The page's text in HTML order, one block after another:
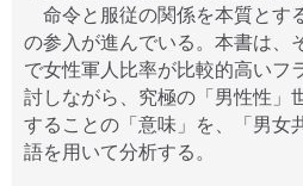
命令と服従の関係を本質とす
の参入が進んでいる。本書は、
で女性軍人比率が比較的高いフ
討しながら、究極の「男性性」
することの「意味」を、「男女
語を用いて分析する。